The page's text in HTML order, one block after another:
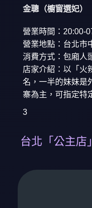
金聰（櫥窗選妃）
營業時間：20:00-
營業地點：台北市
消費方式：包廂人
店家介紹：以「火
名，一半的妹妹是
寨為主，可指定特
3
台北「公主店